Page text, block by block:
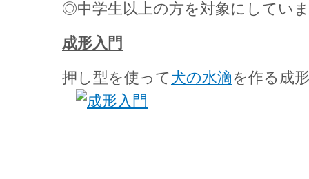
◎中学生以上の方を対象にしてい
成形入門
押し型を使って犬の水滴を作る成